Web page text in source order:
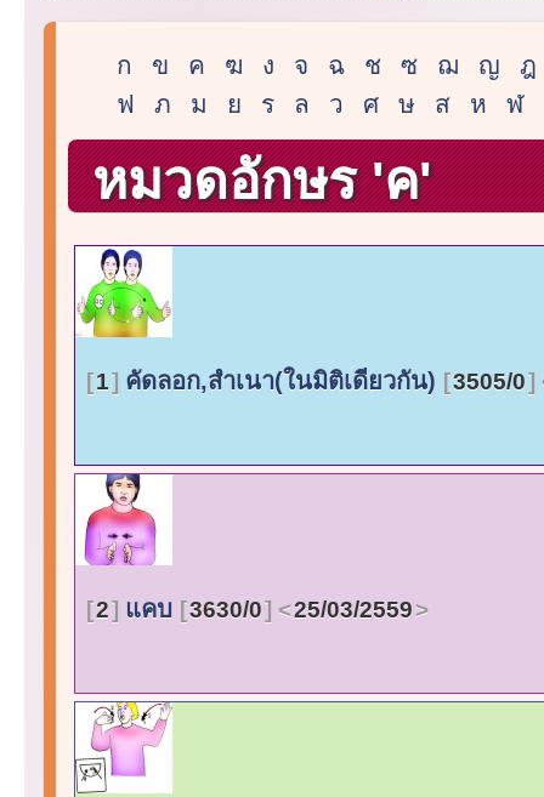
ก ข ค ฆ ง จ ฉ ช ซ ฌ ญ
ฎ
ฟ
ภ ม ย ร ล ว ศ ษ ส ห ฬ
หมวดอักษร 'ค'
1 คัดลอก,สำเนา(ในมิติเดียวกัน) 3505/0
2 แคบ 3630/0 25/03/2559